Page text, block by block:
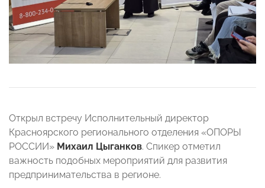
Открыл встречу Исполнительный директор
Красноярского регионального отделения «ОПОРЫ
РОССИИ» Михаил Цыганков. Спикер отметил
важность подобных мероприятий для развития
предпринимательства в регионе.